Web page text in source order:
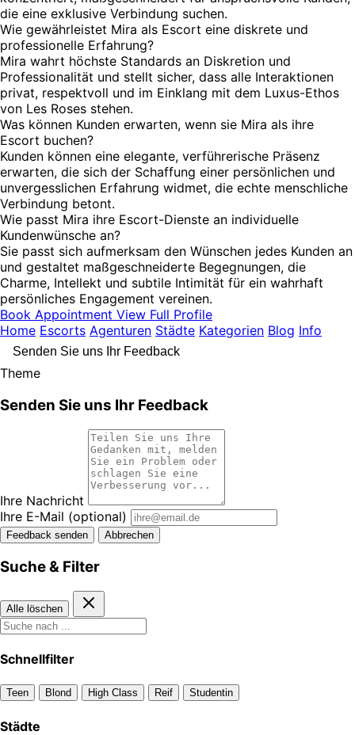
die eine exklusive Verbindung suchen.
Wie gewährleistet Mira als Escort eine diskrete und
professionelle Erfahrung?
Mira wahrt höchste Standards an Diskretion und
Professionalität und stellt sicher, dass alle Interaktionen
privat, respektvoll und im Einklang mit dem Luxus-Ethos
von Les Roses stehen.
Was können Kunden erwarten, wenn sie Mira als ihre
Escort buchen?
Kunden können eine elegante, verführerische Präsenz
erwarten, die sich der Schaffung einer persönlichen und
unvergesslichen Erfahrung widmet, die echte menschliche
Verbindung betont.
Wie passt Mira ihre Escort-Dienste an individuelle
Kundenwünsche an?
Sie passt sich aufmerksam den Wünschen jedes Kunden an
und gestaltet maßgeschneiderte Begegnungen, die
Charme, Intellekt und subtile Intimität für ein wahrhaft
persönliches Engagement vereinen.
Book Appointment View Full Profile
Home Escorts Agenturen Städte Kategorien Blog Info
Senden Sie uns Ihr Feedback
Theme
Senden Sie uns Ihr Feedback
Ihre Nachricht
Ihre E-Mail (optional)
Feedback senden Abbrechen
Suche & Filter
Alle löschen
Schnellfilter
Teen Blond High Class Reif Studentin
Städte